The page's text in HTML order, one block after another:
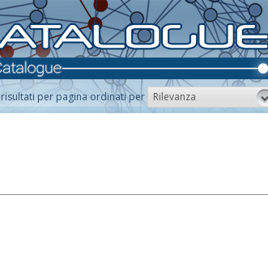
risultati per pagina ordinati per Rilevanza